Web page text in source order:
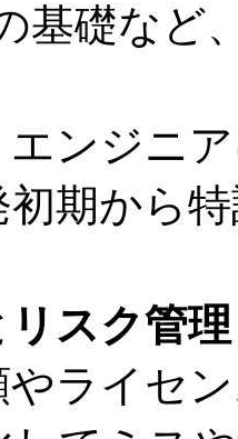
基礎など
エンジニ
初期から
スク管理
やライセ